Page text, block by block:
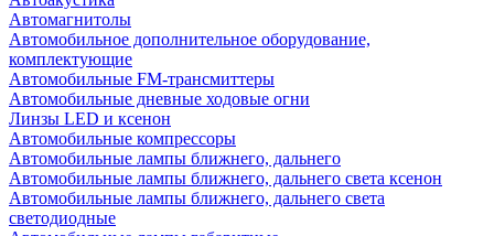
Автомагнитолы
Автомобильное дополнительное оборудование,
комплектующие
Автомобильные FM-трансмиттеры
Автомобильные дневные ходовые огни
Линзы LED и ксенон
Автомобильные компрессоры
Автомобильные лампы ближнего, дальнего
Автомобильные лампы ближнего, дальнего света ксенон
Автомобильные лампы ближнего, дальнего света
светодиодные